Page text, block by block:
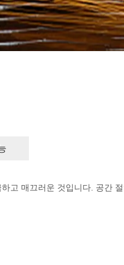
고 매끄러운 것입니다. 공간